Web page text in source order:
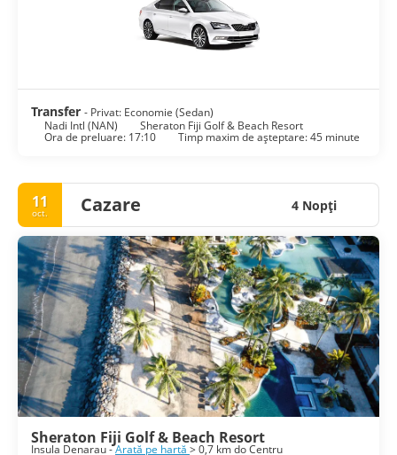
• Muzeul Fiji. Muzeul Fiji este un loc excelent pentru turiști
pentru a înțelege contextul istoric al Fiji.
• Safari cu Jet Boat în Sigatoka
Transfer - Privat: Economie (Sedan)
Nadi Intl (NAN)
Sheraton Fiji Golf & Beach Resort
Ora de preluare: 17:10 Timp maxim de așteptare: 45 minute
11
oct. Cazare 4 Nopţi
Sheraton Fiji Golf & Beach Resort
Insula Denarau -Arată pe hartă > 0,7 km do Centru